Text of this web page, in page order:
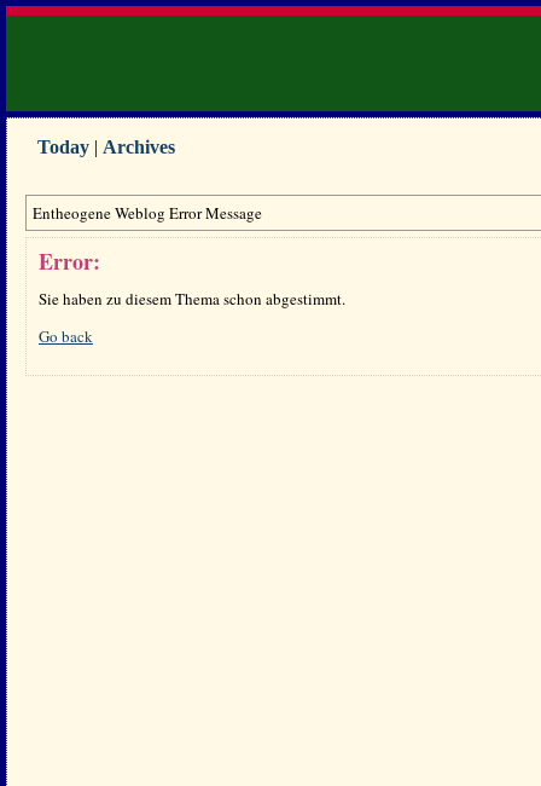
Today | Archives
Entheogene Weblog Error Message
Error:
Sie haben zu diesem Thema schon abgestimmt.
Go back